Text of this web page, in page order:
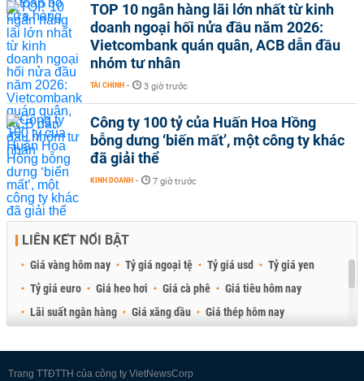
TOP 10 ngân hàng lãi lớn nhất từ kinh
doanh ngoại hối nửa đầu năm 2026:
Vietcombank quán quân, ACB dẫn đầu
nhóm tư nhân
TÀI CHÍNH - 3 giờ trước
Công ty 100 tỷ của Huấn Hoa Hồng
bỗng dưng ‘biến mất’, một công ty khác
đã giải thể
KINH DOANH - 7 giờ trước
LIÊN KẾT NỔI BẬT
Giá vàng hôm nay Tỷ giá ngoại tệ Tỷ giá usd
Tỷ giá yen
Tỷ giá euro
Giá heo hơi Giá cà phê
Giá tiêu hôm nay
Lãi suất ngân hàng
Giá xăng dầu
Giá thép hôm nay
Trang TTĐTTH của công ty VietNewsCorp